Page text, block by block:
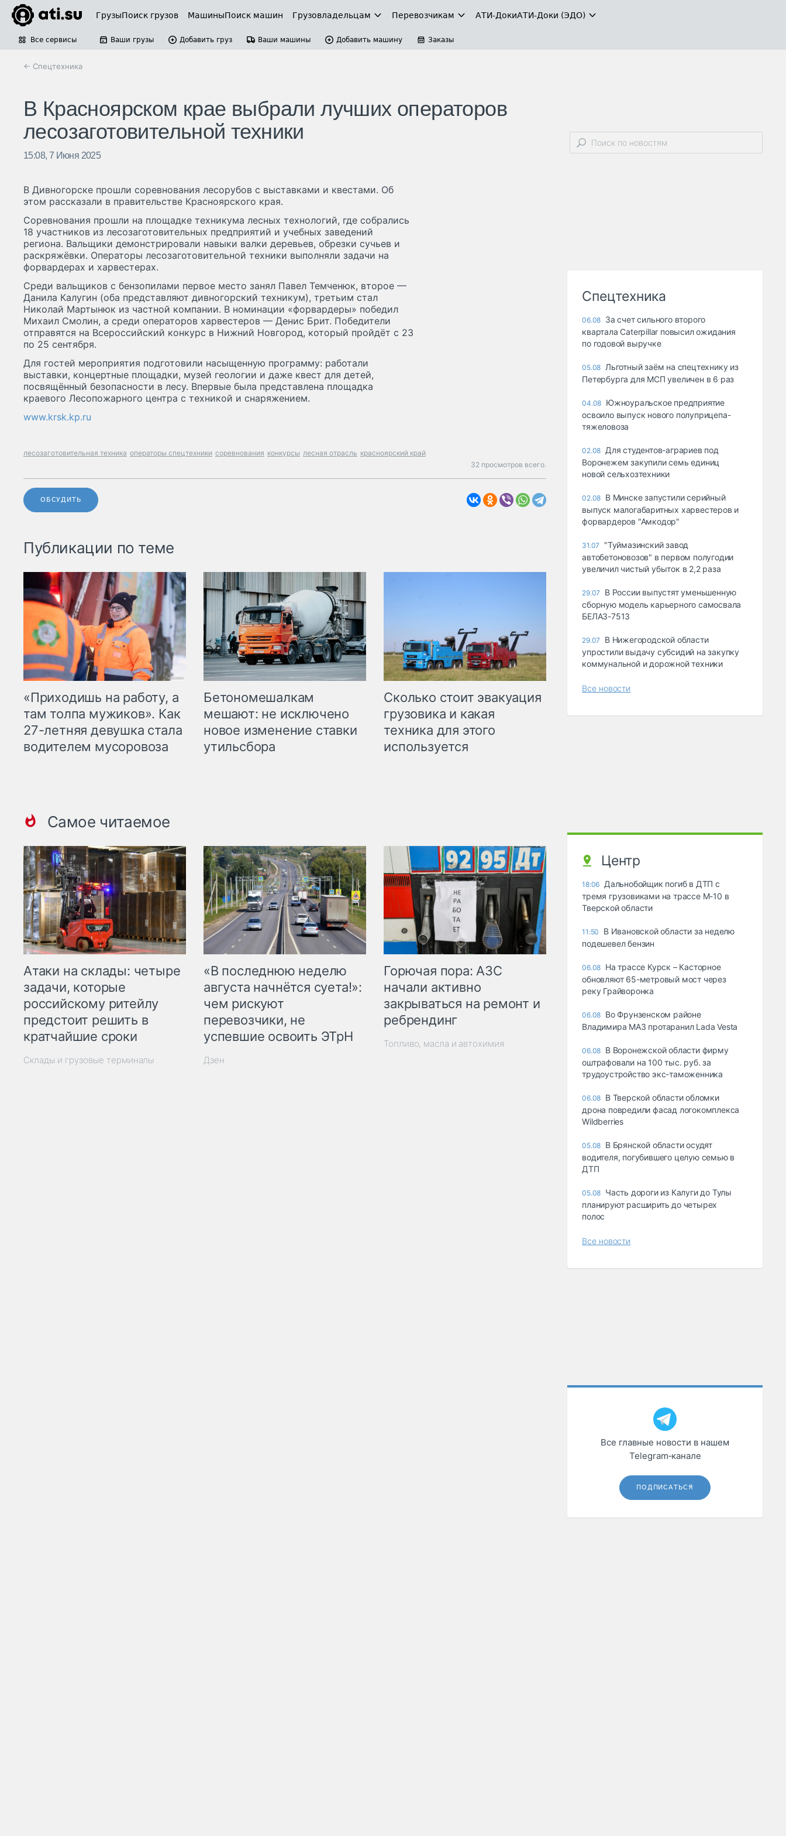
ГрузыПоиск грузов МашиныПоиск машин Грузовладельцам Перевозчикам АТИ-ДокиАТИ-Доки (ЭДО)
Все сервисы Ваши грузы Добавить груз Ваши машины Добавить машину Заказы
← Спецтехника
В Красноярском крае выбрали лучших операторов
лесозаготовительной техники
15:08, 7 Июня 2025
В Дивногорске прошли соревнования лесорубов с выставками и квестами. Об
этом рассказали в правительстве Красноярского края.
Соревнования прошли на площадке техникума лесных технологий, где собрались
18 участников из лесозаготовительных предприятий и учебных заведений
региона. Вальщики демонстрировали навыки валки деревьев, обрезки сучьев и
раскряжёвки. Операторы лесозаготовительной техники выполняли задачи на
форвардерах и харвестерах.
Среди вальщиков с бензопилами первое место занял Павел Темченюк, второе —
Данила Калугин (оба представляют дивногорский техникум), третьим стал
Николай Мартынюк из частной компании. В номинации «форвардеры» победил
Михаил Смолин, а среди операторов харвестеров — Денис Брит. Победители
отправятся на Всероссийский конкурс в Нижний Новгород, который пройдёт с 23
по 25 сентября.
Для гостей мероприятия подготовили насыщенную программу: работали
выставки, концертные площадки, музей геологии и даже квест для детей,
посвящённый безопасности в лесу. Впервые была представлена площадка
краевого Лесопожарного центра с техникой и снаряжением.
www.krsk.kp.ru
лесозаготовительная техника операторы спецтехники соревнования конкурсы лесная отрасль красноярский край
32 просмотров всего.
ОБСУДИТЬ
Публикации по теме
«Приходишь на работу, а
там толпа мужиков». Как
27-летняя девушка стала
водителем мусоровоза
Бетономешалкам
мешают: не исключено
новое изменение ставки
утильсбора
Сколько стоит эвакуация
грузовика и какая
техника для этого
используется
Самое читаемое
Атаки на склады: четыре
задачи, которые
российскому ритейлу
предстоит решить в
кратчайшие сроки
Склады и грузовые терминалы
«В последнюю неделю
августа начнётся суета!»:
чем рискуют
перевозчики, не
успевшие освоить ЭТрН
Дзен
Горючая пора: АЗС
начали активно
закрываться на ремонт и
ребрендинг
Топливо, масла и автохимия
Спецтехника
06.08 За счет сильного второго
квартала Caterpillar повысил ожидания
по годовой выручке
05.08 Льготный заём на спецтехнику из
Петербурга для МСП увеличен в 6 раз
04.08 Южноуральское предприятие
освоило выпуск нового полуприцепа-
тяжеловоза
02.08 Для студентов-аграриев под
Воронежем закупили семь единиц
новой сельхозтехники
02.08 В Минске запустили серийный
выпуск малогабаритных харвестеров и
форвардеров "Амкодор"
31.07
"Туймазинский завод
автобетоновозов" в первом полугодии
увеличил чистый убыток в 2,2 раза
29.07
В России выпустят уменьшенную
сборную модель карьерного самосвала
БЕЛАЗ-7513
29.07
В Нижегородской области
упростили выдачу субсидий на закупку
коммунальной и дорожной техники
Все новости
Центр
18:06 Дальнобойщик погиб в ДТП с
тремя грузовиками на трассе М-10 в
Тверской области
11:50
В Ивановской области за неделю
подешевел бензин
06.08 На трассе Курск – Касторное
обновляют 65-метровый мост через
реку Грайворонка
06.08 Во Фрунзенском районе
Владимира МАЗ протаранил Lada Vesta
06.08 В Воронежской области фирму
оштрафовали на 100 тыс. руб. за
трудоустройство экс-таможенника
06.08 В Тверской области обломки
дрона повредили фасад логокомплекса
Wildberries
05.08 В Брянской области осудят
водителя, погубившего целую семью в
ДТП
05.08 Часть дороги из Калуги до Тулы
планируют расширить до четырех
полос
Все новости
Все главные новости в нашем
Telegram‑канале
ПОДПИСАТЬСЯ